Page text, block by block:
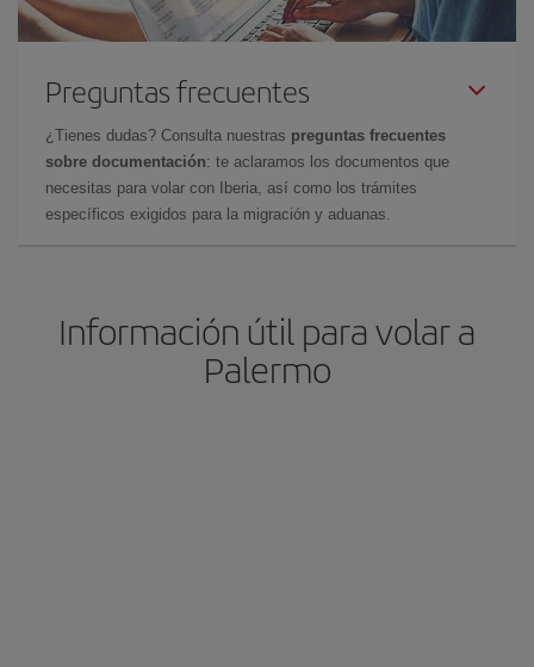
Preguntas frecuentes
¿Tienes dudas? Consulta nuestras preguntas frecuentes
sobre documentación: te aclaramos los documentos que
necesitas para volar con Iberia, así como los trámites
específicos exigidos para la migración y aduanas.
Información útil para volar a
Palermo